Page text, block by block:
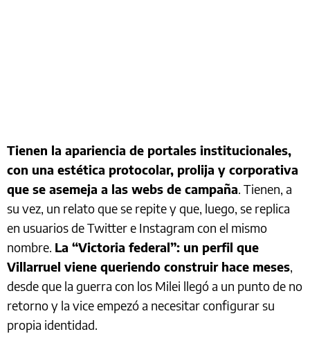
Tienen la apariencia de portales institucionales,
con una estética protocolar, prolija y corporativa
que se asemeja a las webs de campaña. Tienen, a
su vez, un relato que se repite y que, luego, se replica
en usuarios de Twitter e Instagram con el mismo
nombre. La “Victoria federal”: un perfil que
Villarruel viene queriendo construir hace meses,
desde que la guerra con los Milei llegó a un punto de no
retorno y la vice empezó a necesitar configurar su
propia identidad.